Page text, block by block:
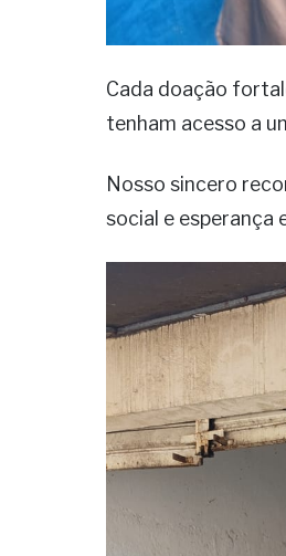
Cada doação
tenham acesso a
Nosso sincero
social e esperança